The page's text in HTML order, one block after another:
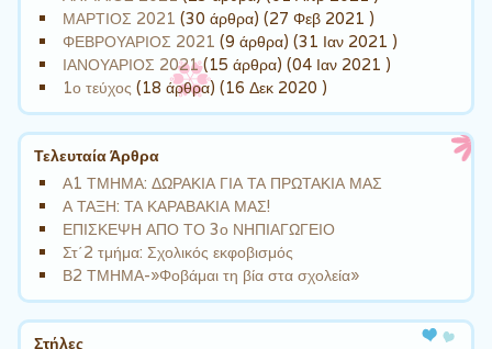
ΜΑΡΤΙΟΣ 2021 (30 άρθρα) (27 Φεβ 2021 )
ΦΕΒΡΟΥΑΡΙΟΣ 2021 (9 άρθρα) (31 Ιαν 2021 )
ΙΑΝΟΥΑΡΙΟΣ 2021(15 άρθρα) (04 Ιαν 2021 )
1ο τεύχος (18 άρθρα) (16 Δεκ 2020 )
Τελευταία Άρθρα
Α1 ΤΜΗΜΑ: ΔΩΡΑΚΙΑ ΓΙΑ ΤΑ ΠΡΩΤΑΚΙΑ ΜΑΣ
Α ΤΑΞΗ: ΤΑ ΚΑΡΑΒΑΚΙΑ ΜΑΣ!
ΕΠΙΣΚΕΨΗ ΑΠΟ ΤΟ 3ο ΝΗΠΙΑΓΩΓΕΙΟ
Στ΄2 τμήμα: Σχολικός εκφοβισμός
Β2 ΤΜΗΜΑ-»Φοβάμαι τη βία στα σχολεία»
Στήλες